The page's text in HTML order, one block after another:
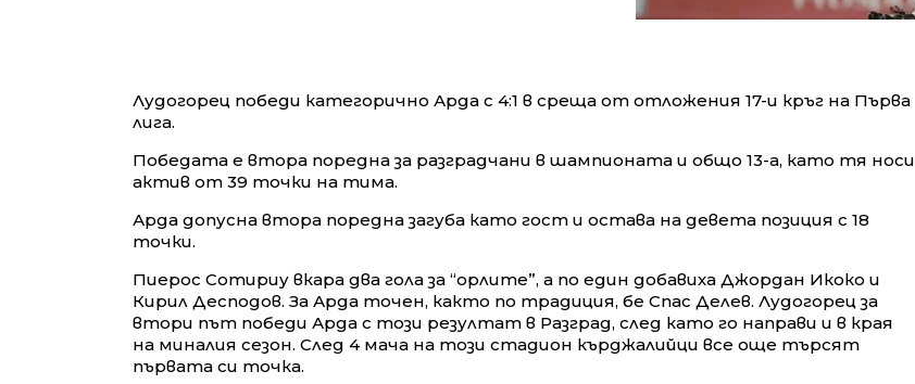
Лудогорец победи категорично Арда с 4:1 в среща от отложения 17-и кръг на Първа
лига.
Победата е втора поредна за разградчани в шампионата и общо 13-а, като тя носи
актив от 39 точки на тима.
Арда допусна втора поредна загуба като гост и остава на девета позиция с 18
точки.
Пиерос Сотириу вкара два гола за “орлите”, а по един добавиха Джордан Икоко и
Кирил Десподов. За Арда точен, както по традиция, бе Спас Делев. Лудогорец за
втори път победи Арда с този резултат в Разград, след като го направи и в края
на миналия сезон. След 4 мача на този стадион кърджалийци все още търсят
първата си точка.